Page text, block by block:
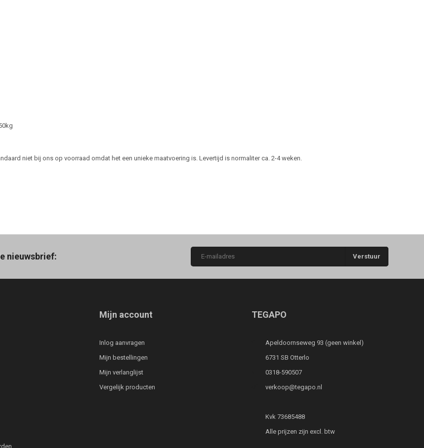
niet bij ons op voorraad omdat het een unieke maatvoering is. Levertijd is normaliter ca. 2-4 weken.
nieuwsbrief: Verstuur
Mijn account
Inlog aanvragen
Mijn bestellingen
Mijn verlanglijst
Vergelijk producten
TEGAPO
Apeldoornseweg 93 (geen winkel)
6731 SB Otterlo
0318-590507
verkoop@tegapo.nl
Kvk 73685488
Alle prijzen zijn excl. btw